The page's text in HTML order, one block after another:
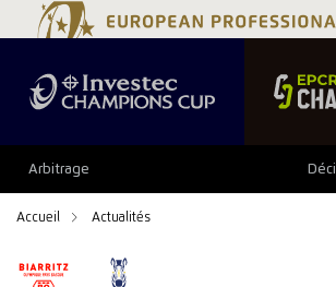
Arbitrage
Accueil Actualités
38 17